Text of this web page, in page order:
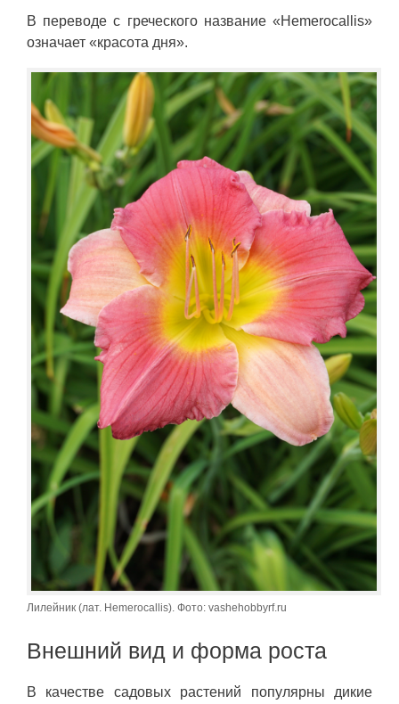
В переводе с греческого название «Hemerocallis»
означает «красота дня».
Лилейник (лат. Hemerocallis). Фото: vashehobbyrf.ru
Внешний вид и форма роста
В качестве садовых растений популярны дикие